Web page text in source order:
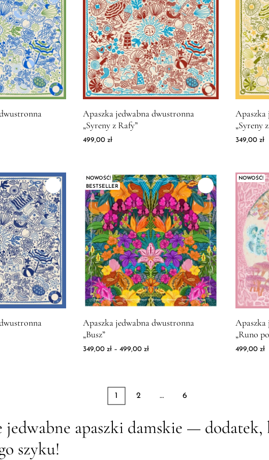
Apaszka jedwabna dwustronna
„Syreny z Rafy”
499,00 zł
Apaszka
„Syreny
349,00 zł
NOWOŚĆ!
BESTSELLER
Apaszka jedwabna dwustronna
„Busz”
349,00 zł – 499,00 złZakres cen: od 349,00 zł do 499,00 zł
NOWOŚĆ!
Apaszka
„Runo
499,00 zł
1 2 … 6
jedwabne apaszki damskie —
szyku!